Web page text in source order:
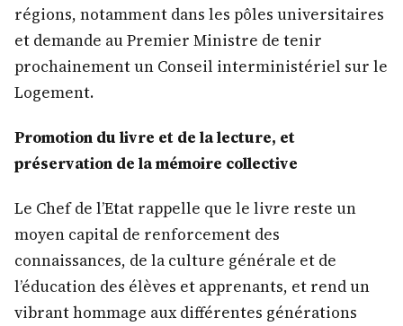
régions, notamment dans les pôles universitaires
et demande au Premier Ministre de tenir
prochainement un Conseil interministériel sur le
Logement.
Promotion du livre et de la lecture, et
préservation de la mémoire collective
Le Chef de l’Etat rappelle que le livre reste un
moyen capital de renforcement des
connaissances, de la culture générale et de
l’éducation des élèves et apprenants, et rend un
vibrant hommage aux différentes générations